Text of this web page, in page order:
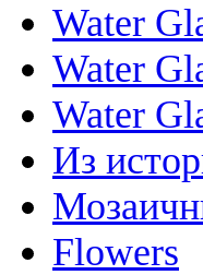
Water
Water
Water
Из
Flowers